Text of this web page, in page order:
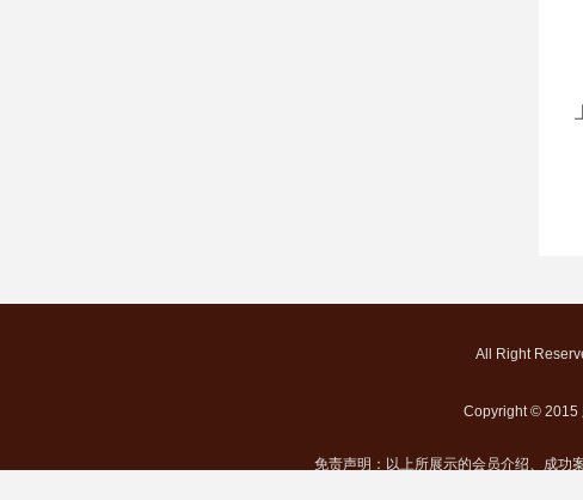
All Right
Copyright © 2015
免责声明：以上所展示的会员介绍、成功